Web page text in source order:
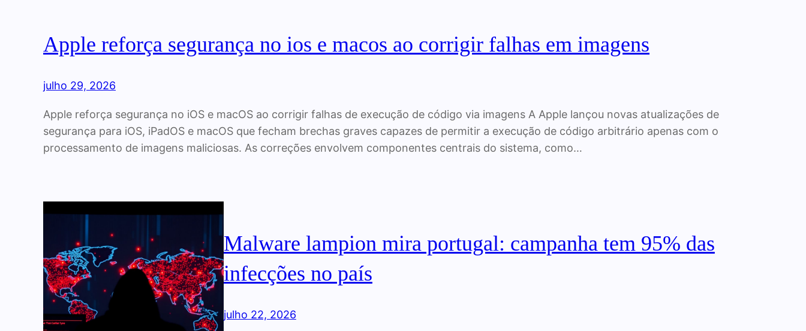
Apple reforça segurança no ios e macos ao corrigir falhas em imagens
julho 29, 2026
Apple reforça segurança no iOS e macOS ao corrigir falhas de execução de código via imagens A Apple lançou novas atualizações de
segurança para iOS, iPadOS e macOS que fecham brechas graves capazes de permitir a execução de código arbitrário apenas com o
processamento de imagens maliciosas. As correções envolvem componentes centrais do sistema, como…
Malware lampion mira portugal: campanha tem 95% das
infecções no país
julho 22, 2026